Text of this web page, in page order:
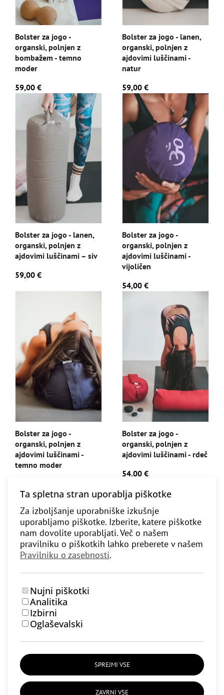
Ta spletna stran uporablja piškotke
Za izboljšanje uporabniške izkušnje
uporabljamo piškotke. Izberite, katere piškotke
nam dovolite uporabljati. Več o našem
pravilniku o piškotkih lahko preberete v našem
Pravilniku o zasebnosti.
Nujni piškotki
Analitika
Izbirni
Oglaševalski
SPREJMI VSE
ZAVRNI VSE
Bolster za jogo -
organski, polnjen z
bombažem - temno
moder
59,00 €
Bolster za jogo - lanen,
organski, polnjen z
ajdovimi luščinami -
natur
59,00 €
Bolster za jogo - lanen,
organski, polnjen z
ajdovimi luščinami – siv
59,00 €
Bolster za jogo -
organski, polnjen z
ajdovimi luščinami -
vijoličen
54,00 €
Bolster za jogo -
organski, polnjen z
ajdovimi luščinami -
temno moder
Bolster za jogo -
organski, polnjen z
ajdovimi luščinami - rdeč
54,00 €
Bolster za jogo -
organski, polnjen z
ajdovimi luščinami – bel
54,00 €
organski, polnjen z
ajdovimi luščinami - roza
print
54,00 €